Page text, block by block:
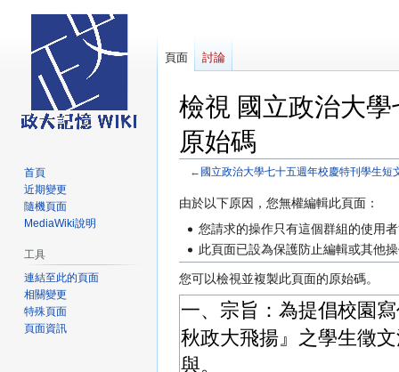
檢視 國立政治大
原始碼
← 國立政治大學七十五週年校慶特刊學生短
跳
覽
跳
尋
由於以下原因，您無權編輯此頁面：
您請求的操作只有這個群組的使用
此頁面已設為保護防止編輯或其他
您可以檢視並複製此頁面的原始碼。
頁面 討論
首頁
近期變更
隨機頁面
MediaWiki說明
工具
連結至此的頁面
相關變更
特殊頁面
頁面資訊